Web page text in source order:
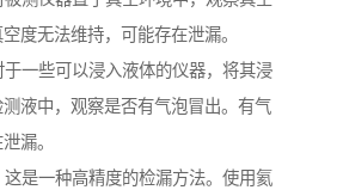
度无法维持，可能存在泄漏。
一些可以浸入液体的仪器，将其浸
液中，观察是否有气泡冒出。有气
漏。
是一种高精度的检漏方法。使用氦